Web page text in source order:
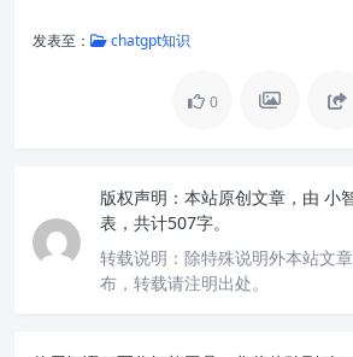
发表至： chatgpt知识
0
版权声明： 本站原创文章，由 小
表，共计507字。
转载说明： 除特殊说明外本站文
布，转载请注明出处。